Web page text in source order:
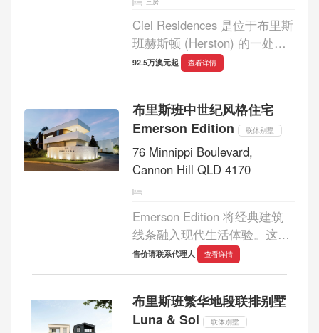
Ciel Residences 是位于布里斯
班赫斯顿 (Herston) 的一处精
品住宅项目，共有 13 套公
寓。其中包括 9 套三居室公寓
每套 Ciel 住宅都独具特色。
Ciel 地理位置优越，...
92.5万澳元起 查看详情
布里斯班中世纪风格住宅
Emerson Edition
联体别墅
76 Minnippi Boulevard,
Cannon Hill QLD 4170
Emerson Edition 将经典建筑
线条融入现代生活体验。这些
中世纪风格的住宅毗邻精心维
护的高尔夫球场，供您欣赏美
公园绿地，距离布里斯班中央
商务区仅数分...
售价请联系代理人 查看详情
布里斯班繁华地段联排别墅
Luna & Sol
联体别墅